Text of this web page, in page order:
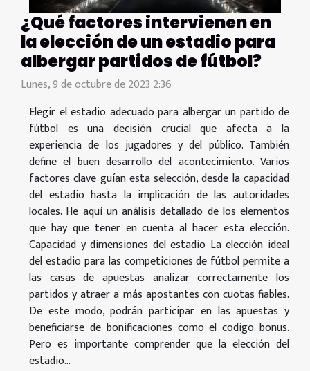
¿Qué factores intervienen en
la elección de un estadio para
albergar partidos de fútbol?
Lunes, 9 de octubre de 2023 2:36
Elegir el estadio adecuado para albergar un partido de
fútbol es una decisión crucial que afecta a la
experiencia de los jugadores y del público. También
define el buen desarrollo del acontecimiento. Varios
factores clave guían esta selección, desde la capacidad
del estadio hasta la implicación de las autoridades
locales. He aquí un análisis detallado de los elementos
que hay que tener en cuenta al hacer esta elección.
Capacidad y dimensiones del estadio La elección ideal
del estadio para las competiciones de fútbol permite a
las casas de apuestas analizar correctamente los
partidos y atraer a más apostantes con cuotas fiables.
De este modo, podrán participar en las apuestas y
beneficiarse de bonificaciones como el codigo bonus.
Pero es importante comprender que la elección del
estadio...